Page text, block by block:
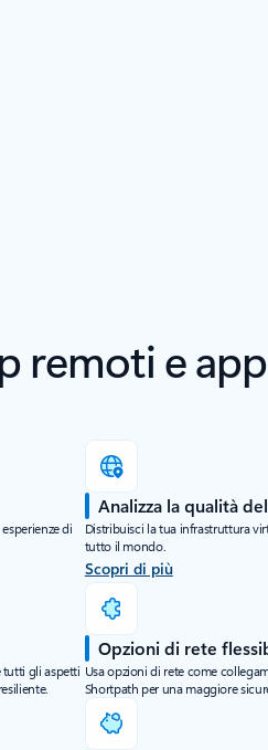
remoti e
di
Analizza la qualità
Distribuisci la tua infrastruttura
tutto il mondo.
Scopri di più
tutti gli aspetti
Opzioni di rete
Usa opzioni di rete come
Shortpath per una maggiore